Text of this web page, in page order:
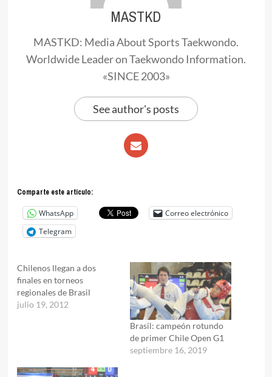
MASTKD
MASTKD: Media About Sports Taekwondo.
Worldwide Leader on Taekwondo Information.
«SINCE 2003»
See author's posts
Comparte este articulo:
WhatsApp
Correo electrónico
Telegram
Chilenos llegan a dos
finales en torneos
regionales de Brasil
julio 19, 2012
Brasil: campeón rotundo
de primer Chile Open G1
septiembre 16, 2019